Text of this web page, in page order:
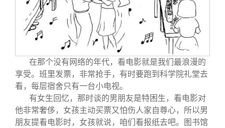
在那个没有网络的年代，看电影就是我们最浪漫的
享受。班里发票，非常抢手，有时要跑到科学院礼堂去
看，每层宿舍只有一台小电视。
有女生回忆，那时谈的男朋友是特困生，看电影对
他非常奢侈，女孩主动买票又怕伤人家自尊心，所以男
朋友提看电影时，女孩就说，咱们看报纸去吧。图书馆